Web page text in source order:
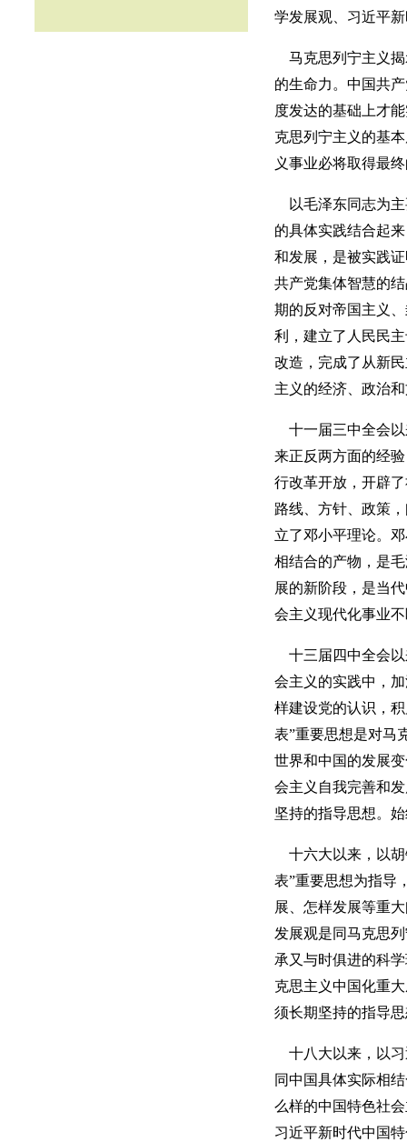
学发展观、习近平
马克思列宁主义揭
的生命力。中国共
度发达的基础上才
克思列宁主义的基
义事业必将取得最
以毛泽东同志为主
的具体实践结合起
和发展，是被实践
共产党集体智慧的
期的反对帝国主义
利，建立了人民民
改造，完成了从新
主义的经济、政治
十一届三中全会以
来正反两方面的经
行改革开放，开辟
路线、方针、政策
立了邓小平理论。
相结合的产物，是
展的新阶段，是当
会主义现代化事业
十三届四中全会以
会主义的实践中，
样建设党的认识，
表”重要思想是对马
世界和中国的发展
会主义自我完善和
坚持的指导思想。
十六大以来，以胡
表”重要思想为指导
展、怎样发展等重
发展观是同马克思
承又与时俱进的科
克思主义中国化重
须长期坚持的指导
十八大以来，以习
同中国具体实际相
么样的中国特色社
习近平新时代中国